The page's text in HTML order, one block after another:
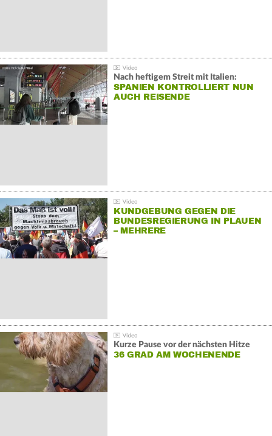
Nach heftigem Streit mit Italien:
SPANIEN KONTROLLIERT NUN
AUCH REISENDE
KUNDGEBUNG GEGEN DIE
BUNDESREGIERUNG IN PLAUEN
– MEHRERE
Kurze Pause vor der nächsten Hitze
36 GRAD AM WOCHENENDE